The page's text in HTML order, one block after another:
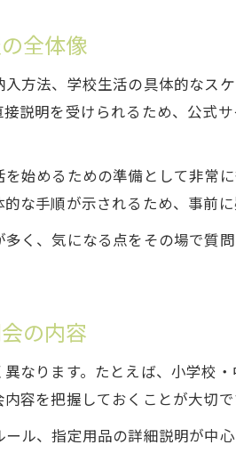
院入学説明会にふさわしいバッ
加前に知りたいポイントを徹底
院入学説明会で保護者が準備す
学院入学説明会当日の受付から終
院入学説明会での質問タイミン
学院入学説明会初参加者が注意す
院入学説明会の雰囲気と服装に
全体像
方法、学校生活の具体的なス
説明を受けられるため、公式
始めるための準備として非常
な手順が示されるため、事前に
く、気になる点をその場で質
の内容
なります。たとえば、小学校
容を把握しておくことが大切で
ル、指定用品の詳細説明が中